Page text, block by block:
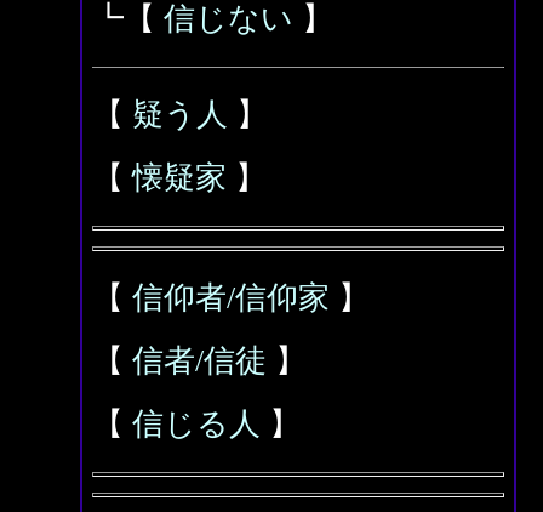
┗【 信じない 】
【 疑う人 】
【懐疑家 】
【 信仰者/信仰家 】
【 信者/信徒 】
【 信じる人 】